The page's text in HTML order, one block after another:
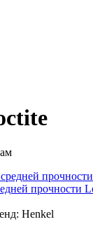
прочности
Henkel